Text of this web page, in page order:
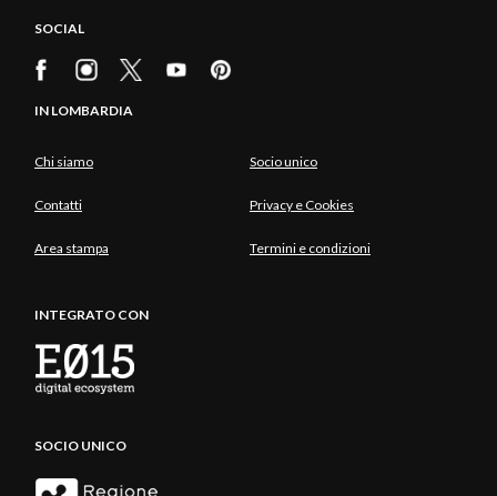
SOCIAL
IN LOMBARDIA
Chi siamo Socio unico
Contatti Privacy e Cookies
Area stampa Termini e condizioni
INTEGRATO CON
SOCIO UNICO